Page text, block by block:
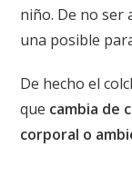
niño. De no ser
una posible
De hecho el
que cambia de
corporal o